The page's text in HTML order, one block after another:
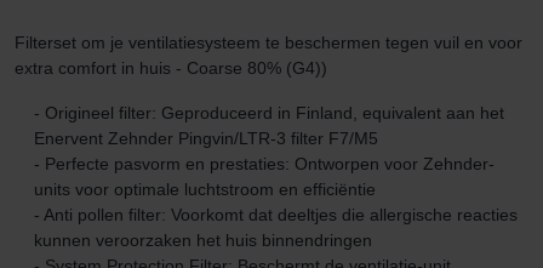
Filterset om je ventilatiesysteem te beschermen tegen vuil en voor
extra comfort in huis - Coarse 80% (G4))
- Origineel filter: Geproduceerd in Finland, equivalent aan het
Enervent Zehnder Pingvin/LTR-3 filter F7/M5
- Perfecte pasvorm en prestaties: Ontworpen voor Zehnder-
units voor optimale luchtstroom en efficiëntie
- Anti pollen filter: Voorkomt dat deeltjes die allergische reacties
kunnen veroorzaken het huis binnendringen